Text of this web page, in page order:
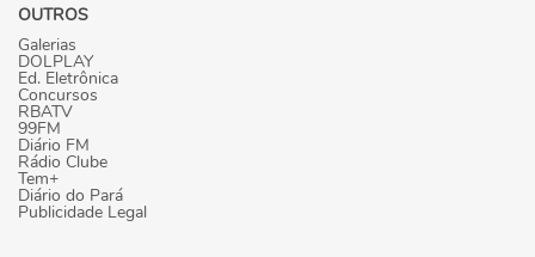
OUTROS
Galerias
DOLPLAY
Ed. Eletrônica
Concursos
RBATV
99FM
Diário FM
Rádio Clube
Tem+
Diário do Pará
Publicidade Legal